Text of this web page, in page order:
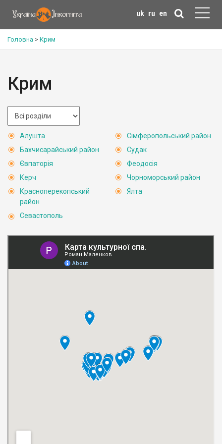
uk ru en
Головна > Крим
Крим
Алушта
Бахчисарайський район
Євпаторія
Керч
Красноперекопський
район
Севастополь
Сімферопольський район
Судак
Феодосія
Чорноморський район
Ялта